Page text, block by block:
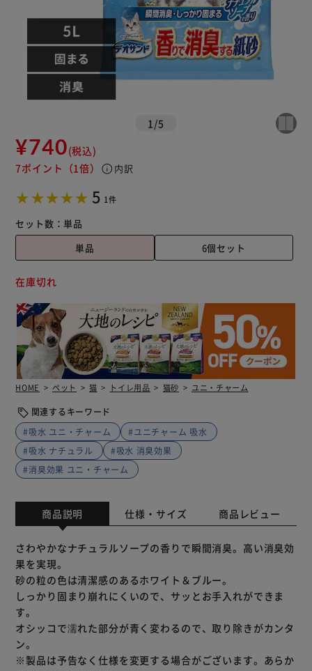
1 /5
¥740(税込)
7ポイント （1倍） info 内訳
5 1件
セット数： 単品
単品
6個セット
在庫切れ
HOME ペット 猫 トイレ用品 猫砂 ユニ・チャーム
関連するキーワード
#吸水 ユニ・チャーム
#ユニチャーム 吸水
#吸水 ナチュラル
#吸水 消臭効果
#消臭効果 ユニ・チャーム
商品説明 仕様・サイズ 商品レビュー
さわやかなナチュラルソープの香りで瞬間消臭。高い消臭効
果を実現。
砂の粒の色は清潔感のあるホワイト＆ブルー。
しっかり固まり崩れにくいので、サッとお手入れができま
す。
オシッコで濡れた部分が青く変わるので、取り除きがカンタ
ン。
※製品は予告なく仕様を変更する場合がございます。あらか